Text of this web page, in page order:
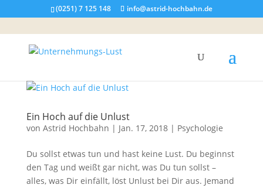
(0251) 7 125 148 info@astrid-hochbahn.de
Ein Hoch auf die Unlust
von Astrid Hochbahn | Jan. 17, 2018| Psychologie
Du sollst etwas tun und hast keine Lust. Du beginnst
den Tag und weißt gar nicht, was Du tun sollst –
alles, was Dir einfällt, löst Unlust bei Dir aus. Jemand